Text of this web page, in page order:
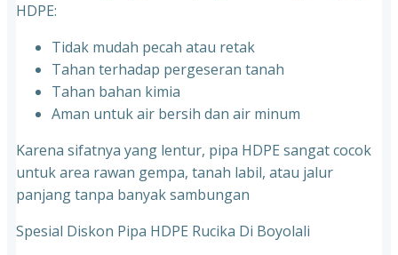
HDPE:
Tidak mudah pecah atau retak
Tahan terhadap pergeseran tanah
Tahan bahan kimia
Aman untuk air bersih dan air minum
Karena sifatnya yang lentur, pipa HDPE sangat cocok
untuk area rawan gempa, tanah labil, atau jalur
panjang tanpa banyak sambungan
Spesial Diskon Pipa HDPE Rucika Di Boyolali